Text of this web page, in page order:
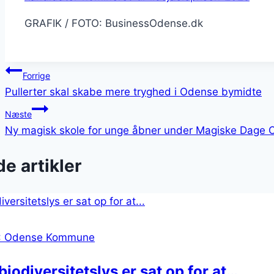
GRAFIK / FOTO: BusinessOdense.dk
Indlægsnavigation
Forrige
Pullerter skal skabe mere tryghed i Odense bymidte
Næste
Ny magisk skole for unge åbner under Magiske Dage
artikler
Odense Kommune